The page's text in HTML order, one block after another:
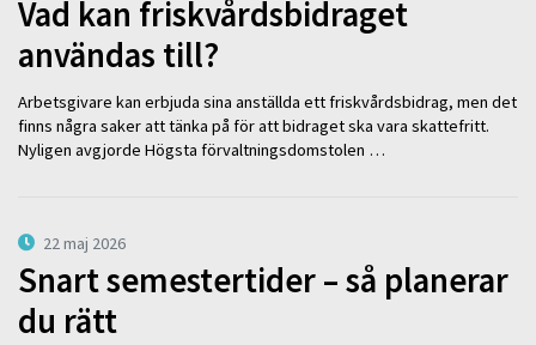
Vad kan friskvårdsbidraget
användas till?
Arbetsgivare kan erbjuda sina anställda ett friskvårdsbidrag, men det
finns några saker att tänka på för att bidraget ska vara skattefritt.
Nyligen avgjorde Högsta förvaltningsdomstolen …
22 maj 2026
Snart semestertider – så planerar
du rätt